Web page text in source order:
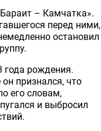
– Камчатка».
перед ними,
остановил
года рождения.
признался, что
его словам,
и выбросил